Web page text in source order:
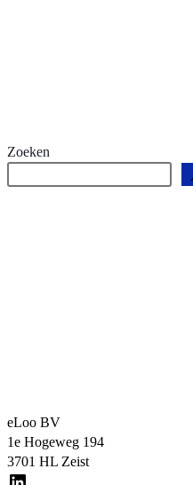
Zoeken
eLoo BV
1e Hogeweg 194
3701 HL Zeist